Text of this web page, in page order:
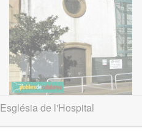
Església de l'Hospital